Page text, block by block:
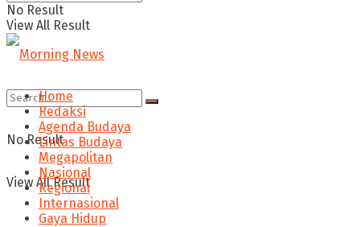
No Result
View All Result
No Result
View All Result
Home
Redaksi
Agenda Budaya
Lintas Budaya
Megapolitan
Nasional
Regional
Internasional
Gaya Hidup